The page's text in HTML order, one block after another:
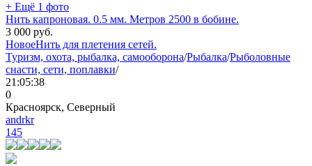
+ Ещё 1 фото
Нить капроновая. 0.5 мм. Метров 2500 в бобине.
3 000 руб.
НовоеНить для плетения сетей.
Туризм, охота, рыбалка, самооборона/Рыбалка/Рыболовные
снасти, сети, поплавки/
21:05:38
0
Красноярск, Северный
andrkr
145